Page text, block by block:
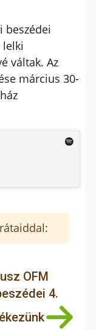
beszédei
lelki
váltak. Az
március 30-
OFM
4.